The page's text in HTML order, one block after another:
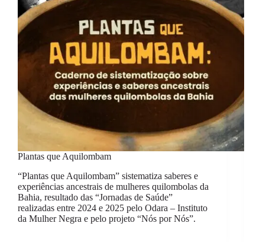
Plantas que Aquilombam
“Plantas que Aquilombam” sistematiza saberes e
experiências ancestrais de mulheres quilombolas da
Bahia, resultado das “Jornadas de Saúde”
realizadas entre 2024 e 2025 pelo Odara – Instituto
da Mulher Negra e pelo projeto “Nós por Nós”.